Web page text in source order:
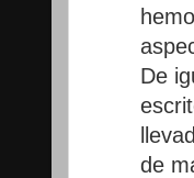
De
de